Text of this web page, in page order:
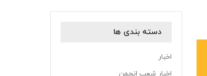
دسته بندی ها
اخبار
اخبار شعب انجمن